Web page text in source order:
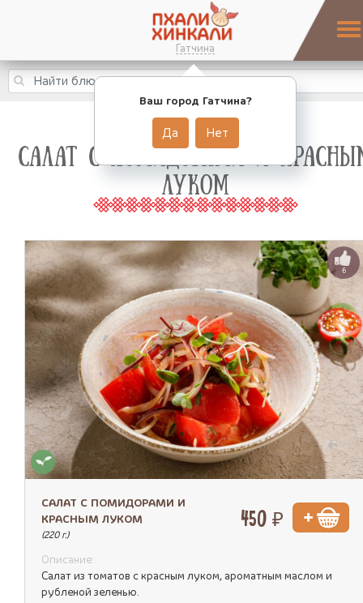
Гатчина
Ваш город Гатчина?
Да Нет
САЛАТ С ПОМИДОРАМИ И
ЛУКОМ
6
САЛАТ С ПОМИДОРАМИ И
КРАСНЫМ ЛУКОМ
(220 г.)
450 ₽
Описание:
Салат из томатов с красным луком, ароматным маслом и
рубленой зеленью.